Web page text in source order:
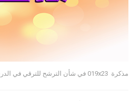
مذكرة 019x23 في شأن الترشح للترقي في الدرجة بالاختيار سنة 2022.